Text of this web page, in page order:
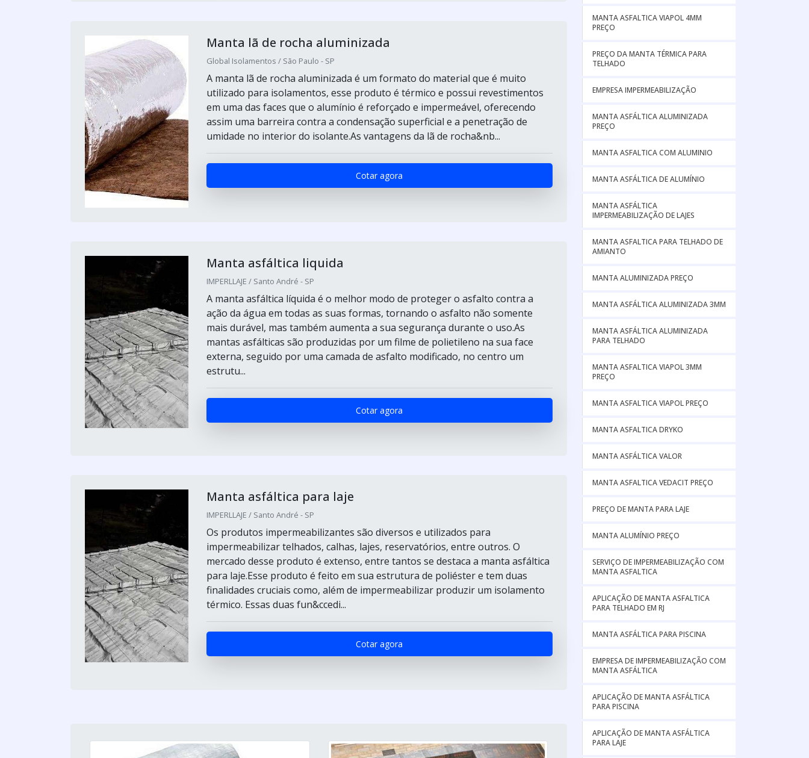
Manta lã de rocha aluminizada
Global Isolamentos / São Paulo - SP
A manta lã de rocha aluminizada é um formato do material que é muito
utilizado para isolamentos, esse produto é térmico e possui revestimentos
em uma das faces que o alumínio é reforçado e impermeável, oferecendo
assim uma barreira contra a condensação superficial e a penetração de
umidade no interior do isolante.As vantagens da lã de rocha&nb...
Cotar agora
Manta asfáltica liquida
IMPERLLAJE / Santo André - SP
A manta asfáltica líquida é o melhor modo de proteger o asfalto contra a
ação da água em todas as suas formas, tornando o asfalto não somente
mais durável, mas também aumenta a sua segurança durante o uso.As
mantas asfálticas são produzidas por um filme de polietileno na sua face
externa, seguido por uma camada de asfalto modificado, no centro um
estrutu...
Cotar agora
Manta asfáltica para laje
IMPERLLAJE / Santo André - SP
Os produtos impermeabilizantes são diversos e utilizados para
impermeabilizar telhados, calhas, lajes, reservatórios, entre outros. O
mercado desse produto é extenso, entre tantos se destaca a manta asfáltica
para laje.Esse produto é feito em sua estrutura de poliéster e tem duas
finalidades cruciais como, além de impermeabilizar produzir um isolamento
térmico. Essas duas fun&ccedi...
Cotar agora
MANTA ASFALTICA VIAPOL 4MM
PREÇO
PREÇO DA MANTA TÉRMICA PARA
TELHADO
EMPRESA IMPERMEABILIZAÇÃO
MANTA ASFÁLTICA ALUMINIZADA
PREÇO
MANTA ASFALTICA COM ALUMINIO
MANTA ASFÁLTICA DE ALUMÍNIO
MANTA ASFÁLTICA
IMPERMEABILIZAÇÃO DE LAJES
MANTA ASFALTICA PARA TELHADO DE
AMIANTO
MANTA ALUMINIZADA PREÇO
MANTA ASFÁLTICA ALUMINIZADA 3MM
MANTA ASFÁLTICA ALUMINIZADA
PARA TELHADO
MANTA ASFALTICA VIAPOL 3MM
PREÇO
MANTA ASFALTICA VIAPOL PREÇO
MANTA ASFALTICA DRYKO
MANTA ASFÁLTICA VALOR
MANTA ASFALTICA VEDACIT PREÇO
PREÇO DE MANTA PARA LAJE
MANTA ALUMÍNIO PREÇO
SERVIÇO DE IMPERMEABILIZAÇÃO COM
MANTA ASFALTICA
APLICAÇÃO DE MANTA ASFALTICA
PARA TELHADO EM RJ
MANTA ASFÁLTICA PARA PISCINA
EMPRESA DE IMPERMEABILIZAÇÃO COM
MANTA ASFÁLTICA
APLICAÇÃO DE MANTA ASFÁLTICA
PARA PISCINA
APLICAÇÃO DE MANTA ASFÁLTICA
PARA LAJE